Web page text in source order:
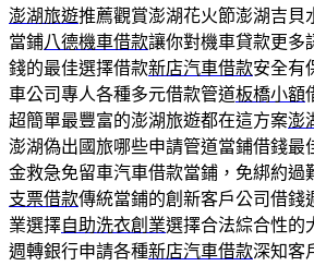
澎湖旅遊推薦觀賞澎湖花火節澎湖吉貝
當鋪八德機車借款讓你對機車貸款更多
錢的最佳選擇借款新店汽車借款安全有
車公司專人各種多元借款管道板橋小額
超簡單最豐富的澎湖旅遊都在這方案澎
澎湖偽出國旅哪些申請管道當鋪借錢最
金救急免留車汽車借款當鋪，免綁約過
支票借款傳統當鋪的創新客戶公司借錢
業選擇自助洗衣創業選擇合法綜合性的
週轉銀行申請各種新店汽車借款深知客